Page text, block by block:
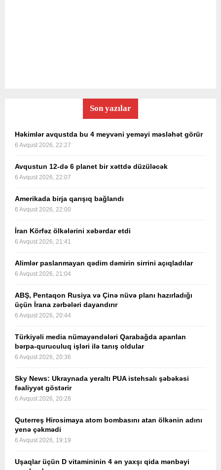
Son yazılar
Həkimlər avqustda bu 4 meyvəni yeməyi məsləhət görür
6 Avqust 2026, 22:27
Avqustun 12-də 6 planet bir xəttdə düzüləcək
6 Avqust 2026, 22:07
Amerikada birja qarışıq bağlandı
6 Avqust 2026, 22:00
İran Körfəz ölkələrini xəbərdar etdi
6 Avqust 2026, 21:41
Alimlər paslanmayan qədim dəmirin sirrini açıqladılar
6 Avqust 2026, 21:04
ABŞ, Pentaqon Rusiya və Çinə nüvə planı hazırladığı
üçün İrana zərbələri dayandırır
6 Avqust 2026, 20:44
Türkiyəli media nümayəndələri Qarabağda aparılan
bərpa-quruculuq işləri ilə tanış oldular
6 Avqust 2026, 20:36
Sky News: Ukraynada yeraltı PUA istehsalı şəbəkəsi
fəaliyyət göstərir
6 Avqust 2026, 20:28
Quterreş Hirosimaya atom bombasını atan ölkənin adını
yenə çəkmədi
6 Avqust 2026, 19:19
Uşaqlar üçün D vitamininin 4 ən yaxşı qida mənbəyi